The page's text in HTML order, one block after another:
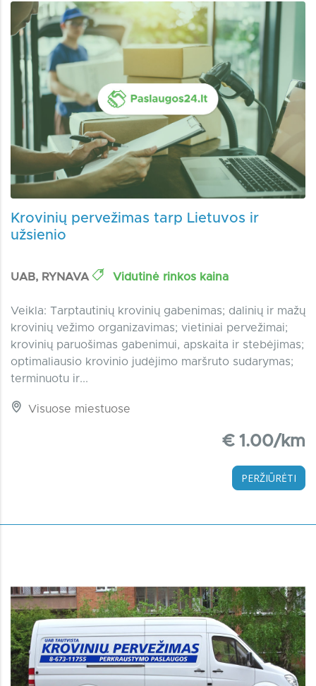
Krovinių pervežimas tarp Lietuvos ir
užsienio
UAB, RYNAVA Vidutinė rinkos kaina
Veikla: Tarptautinių krovinių gabenimas; dalinių ir mažų
krovinių vežimo organizavimas; vietiniai pervežimai;
krovinių paruošimas gabenimui, apskaita ir stebėjimas;
optimaliausio krovinio judėjimo maršruto sudarymas;
terminuotu ir...
Visuose miestuose
€ 1.00/km
PERŽIŪRĖTI